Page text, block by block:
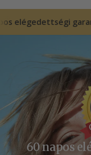
garancia 60
60 napos